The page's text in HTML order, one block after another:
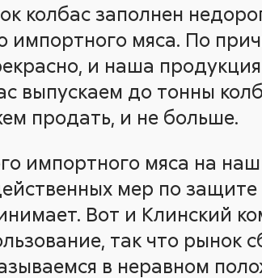
колбас заполнен
импортного мяса. По
и наша
выпускаем до тонны
продать, и не больше.
импортного мяса на
мер по защите
Вот и Клинский
так что рынок
в неравном